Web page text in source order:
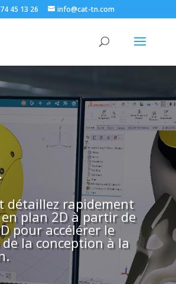
45 13 26 info@cat-tn.com
détaillez rapidement
plan 2D à partir de
pour accélérer le
la conception à la